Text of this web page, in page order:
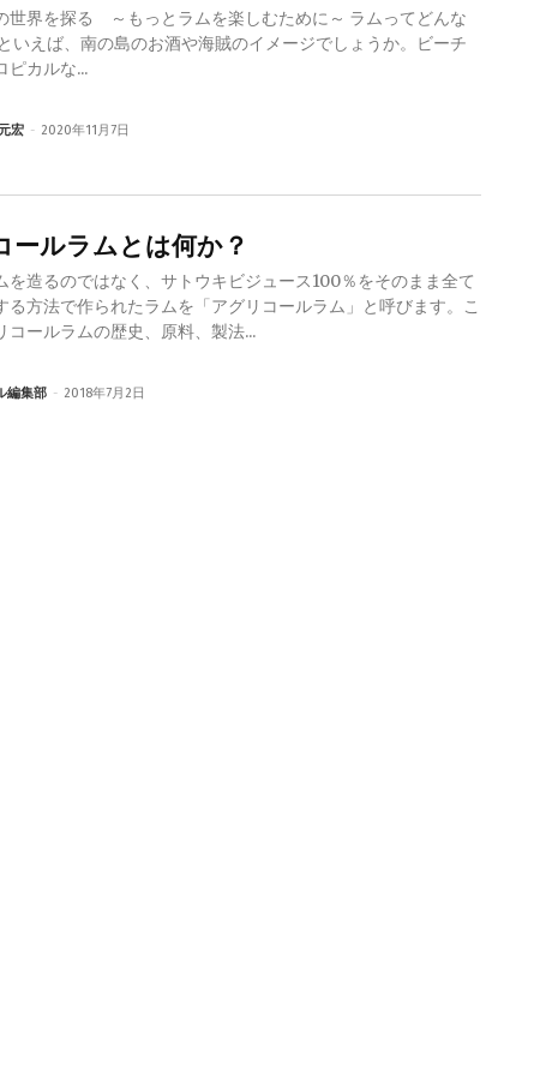
世界を探る ～もっとラムを楽しむために～ ラムってどんな
ピカルな...
宏 - 2020年11月7日
ールラムとは何か？
を造るのではなく、サトウキビジュース100％をそのまま全て
る方法で作られたラムを「アグリコールラム」と呼びます。こ
コールラムの歴史、原料、製法...
編集部 - 2018年7月2日